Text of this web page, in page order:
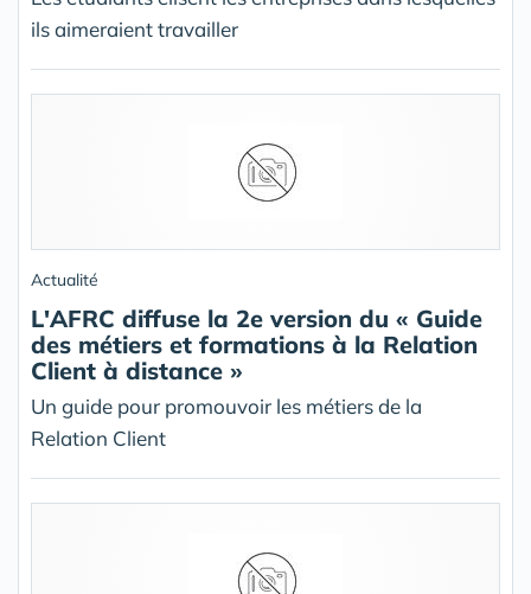
ils aimeraient travailler
Actualité
L'AFRC diffuse la 2e version du « Guide
des métiers et formations à la Relation
Client à distance »
Un guide pour promouvoir les métiers de la
Relation Client